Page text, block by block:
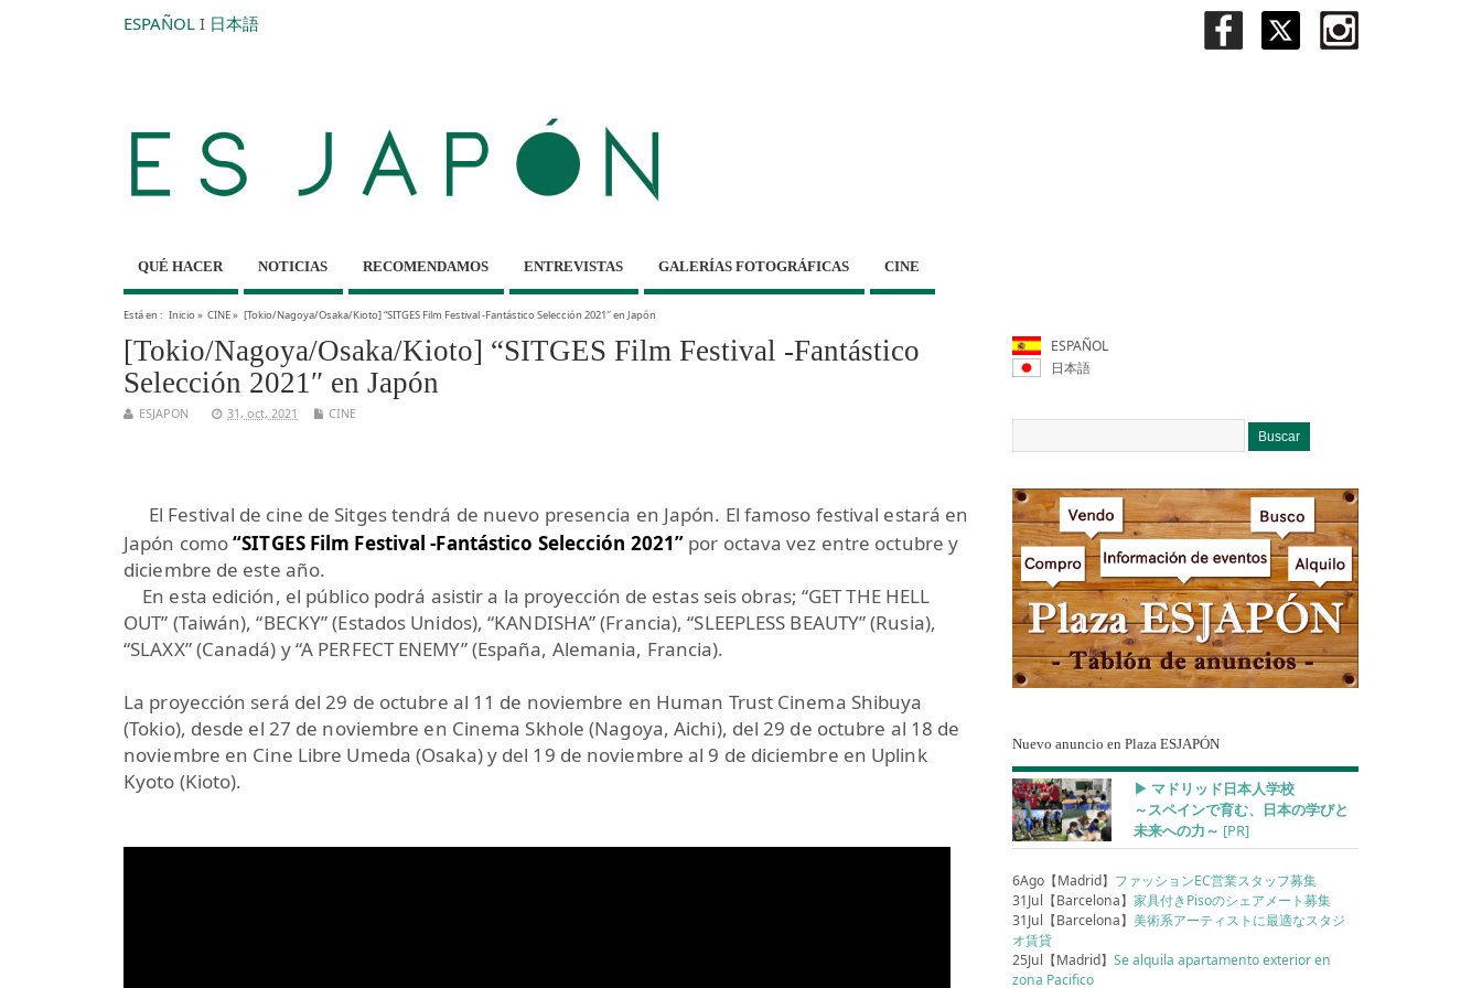
ESPAÑOL I 日本語
QUÉ HACER NOTICIAS RECOMENDAMOS ENTREVISTAS GALERÍAS FOTOGRÁFICAS CINE
Está en : Inicio» CINE» [Tokio/Nagoya/Osaka/Kioto] “SITGES Film Festival -Fantástico Selección 2021″ en Japón
[Tokio/Nagoya/Osaka/Kioto] “SITGES Film Festival -Fantástico
Selección 2021″ en Japón
ESJAPON 31, oct, 2021 CINE
El Festival de cine de Sitges tendrá de nuevo presencia en Japón. El famoso festival estará en
Japón como“SITGES Film Festival -Fantástico Selección 2021” por octava vez entre octubre y
diciembre de este año.
En esta edición, el público podrá asistir a la proyección de estas seis obras; “GET THE HELL
OUT” (Taiwán), “BECKY” (Estados Unidos), “KANDISHA” (Francia), “SLEEPLESS BEAUTY” (Rusia),
“SLAXX” (Canadá) y “A PERFECT ENEMY” (España, Alemania, Francia).
La proyección será del 29 de octubre al 11 de noviembre en Human Trust Cinema Shibuya
(Tokio), desde el 27 de noviembre en Cinema Skhole (Nagoya, Aichi), del 29 de octubre al 18 de
noviembre en Cine Libre Umeda (Osaka) y del 19 de noviembre al 9 de diciembre en Uplink
Kyoto (Kioto).
ESPAÑOL
日本語
Nuevo anuncio en Plaza ESJAPÓN
▶︎ マドリッド日本人学校
～スペインで育む、日本の学びと
未来への力～ [PR]
6Ago【Madrid】 ファッションEC営業スタッフ募集
31Jul【Barcelona】家具付きPisoのシェアメート募集
31Jul【Barcelona】美術系アーティストに最適なスタジ
オ賃貸
25Jul【Madrid】Se alquila apartamento exterior en
zona Pacifico